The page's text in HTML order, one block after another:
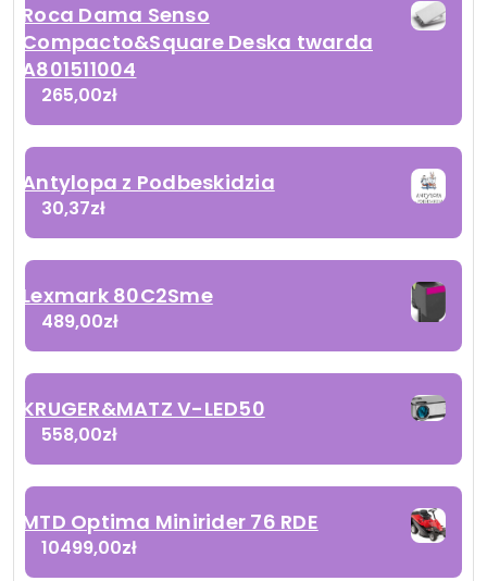
Roca Dama Senso
Compacto&Square Deska twarda
A801511004
265,00zł
Antylopa z Podbeskidzia
30,37zł
Lexmark 80C2Sme
489,00zł
KRUGER&MATZ V-LED50
558,00zł
MTD Optima Minirider 76 RDE
10499,00zł